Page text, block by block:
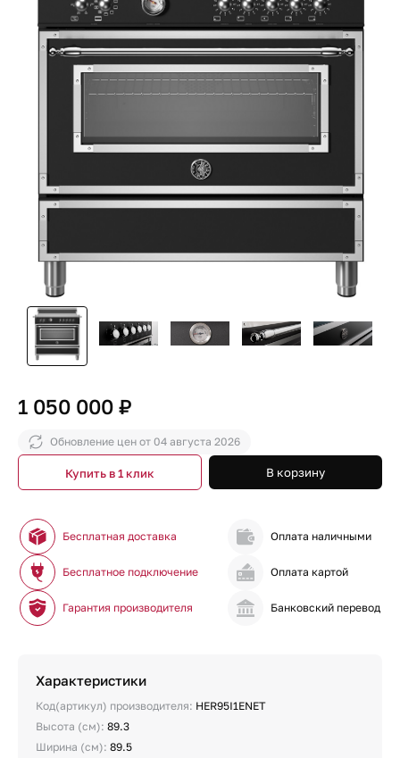
1 050 000 ₽
Обновление цен от 04 августа 2026
В корзину
Купить в 1 клик
Бесплатная доставка
Бесплатное подключение
Гарантия производителя
Оплата наличными
Оплата картой
Банковский перевод
Характеристики
Код(артикул) производителя: HER95I1ENET
Высота (см): 89.3
Ширина (см): 89.5